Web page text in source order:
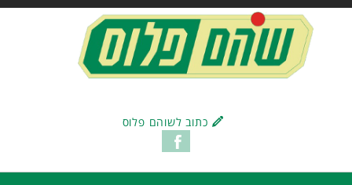
כתוב לשוהם פלוס